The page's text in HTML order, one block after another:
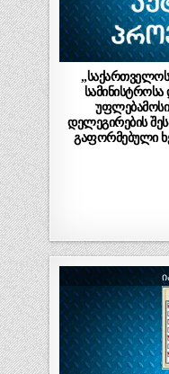
დელეგირების
გაფორმებული